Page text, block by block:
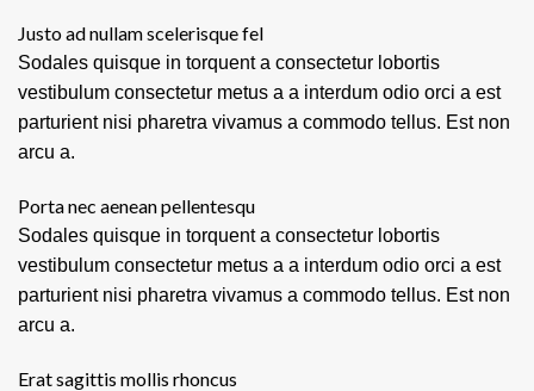
Justo ad nullam scelerisque fel
Sodales quisque in torquent a consectetur lobortis
vestibulum consectetur metus a a interdum odio orci a est
parturient nisi pharetra vivamus a commodo tellus. Est non
arcu a.
Porta nec aenean pellentesqu
Sodales quisque in torquent a consectetur lobortis
vestibulum consectetur metus a a interdum odio orci a est
parturient nisi pharetra vivamus a commodo tellus. Est non
arcu a.
Erat sagittis mollis rhoncus